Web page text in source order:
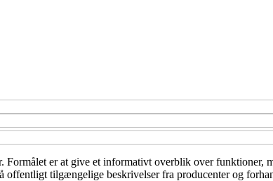
er at give et informativt overblik over funktioner,
tilgængelige beskrivelser fra producenter og